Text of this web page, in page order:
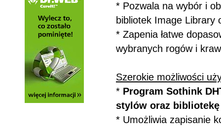
* Pozwala na wybór i
bibliotek Image Library
* Zapenia łatwe
wybranych rogów i
Szerokie możliwości
* Program Sothink
stylów oraz
* Umożliwia zapisanie